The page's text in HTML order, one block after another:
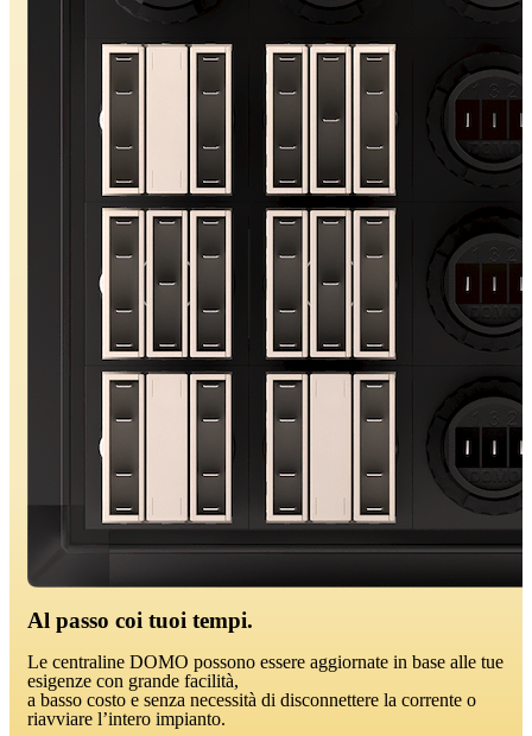
Al passo coi tuoi tempi.
Le centraline DOMO possono essere aggiornate in base alle tue
esigenze con grande facilità,
a basso costo e senza necessità di disconnettere la corrente o
riavviare l’intero impianto.